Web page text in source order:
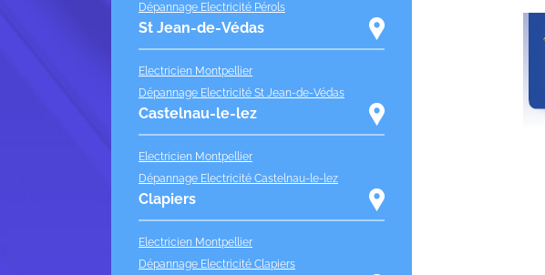
Dépannage Electricité Pérols
St Jean-de-Védas
Electricien Montpellier
Dépannage Electricité St Jean-de-Védas
Castelnau-le-lez
Electricien Montpellier
Dépannage Electricité Castelnau-le-lez
Clapiers
Electricien Montpellier
Dépannage Electricité Clapiers